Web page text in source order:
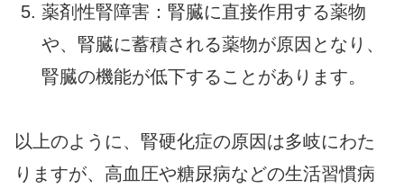
薬剤性腎障害：腎臓に直接作用する薬物
や、腎臓に蓄積される薬物が原因となり、
腎臓の機能が低下することがあります。
以上のように、腎硬化症の原因は多岐にわた
りますが、高血圧や糖尿病などの生活習慣病